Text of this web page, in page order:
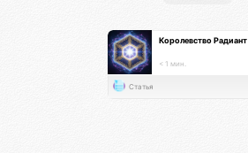
Королевство Радиант
< 1 мин.
Статья